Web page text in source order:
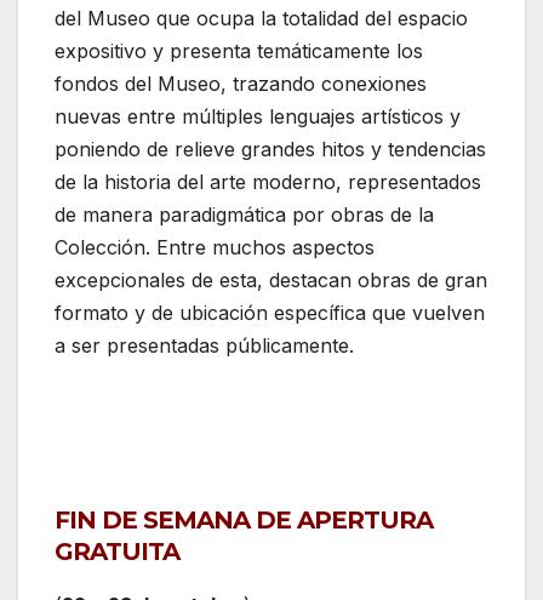
del Museo que ocupa la totalidad del espacio
expositivo y presenta temáticamente los
fondos del Museo, trazando conexiones
nuevas entre múltiples lenguajes artísticos y
poniendo de relieve grandes hitos y tendencias
de la historia del arte moderno, representados
de manera paradigmática por obras de la
Colección. Entre muchos aspectos
excepcionales de esta, destacan obras de gran
formato y de ubicación específica que vuelven
a ser presentadas públicamente.
FIN DE SEMANA DE APERTURA
GRATUITA